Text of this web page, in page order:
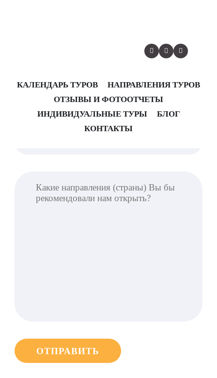
КАЛЕНДАРЬ ТУРОВ
НАПРАВЛЕНИЯ ТУРОВ
ОТЗЫВЫ И ФОТООТЧЕТЫ
ИНДИВИДУАЛЬНЫЕ ТУРЫ
БЛОГ
КОНТАКТЫ
“Отправить”